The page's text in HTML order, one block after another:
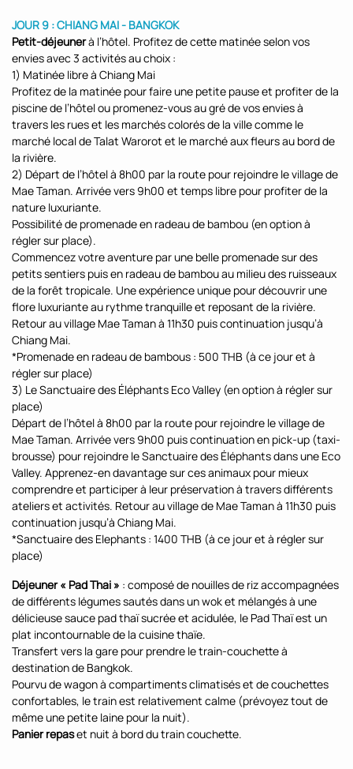
JOUR 9 : CHIANG MAI - BANGKOK
Petit-déjeunerà l’hôtel. Profitez de cette matinée selon vos
envies avec 3 activités au choix :
1) Matinée libre à Chiang Mai
Profitez de la matinée pour faire une petite pause et profiter de la
piscine de l’hôtel ou promenez-vous au gré de vos envies à
travers les rues et les marchés colorés de la ville comme le
marché local de Talat Warorot et le marché aux fleurs au bord de
la rivière.
2) Départ de l’hôtel à 8h00 par la route pour rejoindre le village de
Mae Taman. Arrivée vers 9h00 et temps libre pour profiter de la
nature luxuriante.
Possibilité de promenade en radeau de bambou (en option à
régler sur place).
Commencez votre aventure par une belle promenade sur des
petits sentiers puis en radeau de bambou au milieu des ruisseaux
de la forêt tropicale. Une expérience unique pour découvrir une
flore luxuriante au rythme tranquille et reposant de la rivière.
Retour au village Mae Taman à 11h30 puis continuation jusqu’à
Chiang Mai.
*Promenade en radeau de bambous : 500 THB (à ce jour et à
régler sur place)
3) Le Sanctuaire des Éléphants Eco Valley (en option à régler sur
place)
Départ de l’hôtel à 8h00 par la route pour rejoindre le village de
Mae Taman. Arrivée vers 9h00 puis continuation en pick-up (taxi-
brousse) pour rejoindre le Sanctuaire des Éléphants dans une Eco
Valley. Apprenez-en davantage sur ces animaux pour mieux
comprendre et participer à leur préservation à travers différents
ateliers et activités. Retour au village de Mae Taman à 11h30 puis
continuation jusqu’à Chiang Mai.
*Sanctuaire des Elephants : 1400 THB (à ce jour et à régler sur
place)
Déjeuner « Pad Thai » : composé de nouilles de riz accompagnées
de différents légumes sautés dans un wok et mélangés à une
délicieuse sauce pad thaï sucrée et acidulée, le Pad Thaï est un
plat incontournable de la cuisine thaïe.
Transfert vers la gare pour prendre le train-couchette à
destination de Bangkok.
Pourvu de wagon à compartiments climatisés et de couchettes
confortables, le train est relativement calme (prévoyez tout de
même une petite laine pour la nuit).
Panier repaset nuit à bord du train couchette.